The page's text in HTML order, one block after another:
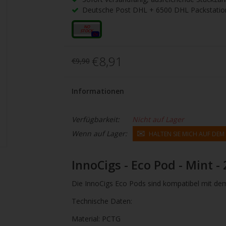
Deutsche Post DHL + 6500 DHL
17mg
0x
€9,90 €8,91
Informationen
Verfügbarkeit:
Nicht auf Lager
Wenn auf Lager:
HALTEN SIE MICH AUF
InnoCigs - Eco Pod - Mint -
Die InnoCigs Eco Pods sind kompatibel mit
Technische Daten:
Material: PCTG